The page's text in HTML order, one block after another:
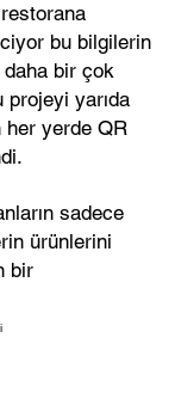
bu bilgilerin
bir çok
yarıda
her yerde QR
sadece
ürünlerini
bir